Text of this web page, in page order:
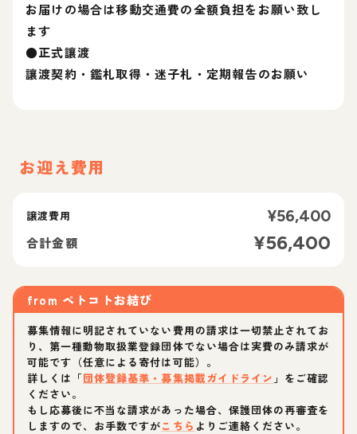
お届けの場合は移動交通費の全額負担をお願い致し
ます
●正式讓渡
讓渡契約・鑑札取得・迷子札・定期報告のお願い
お迎え費用
譲渡費用 ¥56,400
合計金額 ¥56,400
from ペトコトお結び
募集情報に明記されていない費用の請求は一切禁止されてお
り、第一種動物取扱業登録団体でない場合は実費のみ請求が
可能です（任意による寄付は可能）。
詳しくは「団体登録基準・募集掲載ガイドライン 」をご確認
ください。
もし応募後に不当な請求があった場合、保護団体の再審査を
しますので、お手数ですがこちら よりご連絡ください。